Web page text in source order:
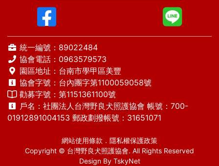
統一編號：89022484
協會電話： 0963579573
園區地址：台南市學甲區美豐
協會字號：台內團字第1100059058號
勸募字號：第1151361100號
戶名：社團法人台灣野良犬照護協會 帳號：700-
01912891004153 郵政劃撥帳號：31651071
網站使用條款 ． 隱私權保護政策
Copyright © 台灣野良犬照護協會. All Rights Reserved
Design By TskyNet